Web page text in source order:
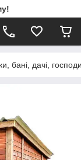
бані, дачі,